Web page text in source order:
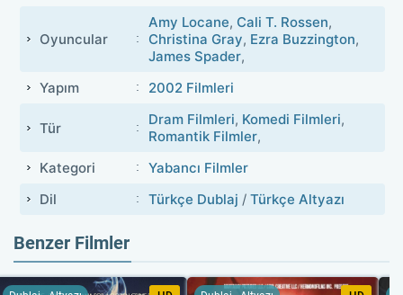
filmini sitemizde Türkçe Dublajlı ve 4k formatta
Sekreterismi ile de izleyebileceksiniz.
Yakın zamanda bir akıl hastanesinden kendini
yaralama nedeniyle serbest bırakılan duygusal olarak
arkadaşı Peter ile sıradan bir ilişkisi vardır. Tabii
bununla aynı doğrultuda ilerleyen bir de sıradan
cinsel hayatları. Genç ve sorunlu kahramanımız
kazanması gerekir bu sebeple de bu eğitimi veren
hiçbir fikri olmayan alkolik bir babası ve bağımlı bir
annesi vardır. Hangi işkence görmüş bir ruh,
gerçekten başarılı olabileceği bir şey bulmak
Oyuncular
Amy Locane, Cali T. Rossen,
Christina Gray, Ezra Buzzington,
James Spader,
Yapım
2002 Filmleri
Tür Dram Filmleri, Komedi Filmleri,
Romantik Filmler,
Kategori
Yabancı Filmler
Dil
Türkçe Dublaj / Türkçe Altyazı
Benzer Filmler